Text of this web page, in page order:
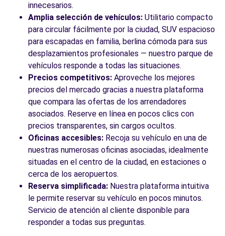
innecesarios.
Amplia selección de vehículos: Utilitario compacto
para circular fácilmente por la ciudad, SUV espacioso
para escapadas en familia, berlina cómoda para sus
desplazamientos profesionales — nuestro parque de
vehículos responde a todas las situaciones.
Precios competitivos: Aproveche los mejores
precios del mercado gracias a nuestra plataforma
que compara las ofertas de los arrendadores
asociados. Reserve en línea en pocos clics con
precios transparentes, sin cargos ocultos.
Oficinas accesibles: Recoja su vehículo en una de
nuestras numerosas oficinas asociadas, idealmente
situadas en el centro de la ciudad, en estaciones o
cerca de los aeropuertos.
Reserva simplificada: Nuestra plataforma intuitiva
le permite reservar su vehículo en pocos minutos.
Servicio de atención al cliente disponible para
responder a todas sus preguntas.